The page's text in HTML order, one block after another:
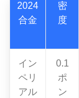
2024
合金
密
度
イン
ペリ
アル
0.1
ポ
ン